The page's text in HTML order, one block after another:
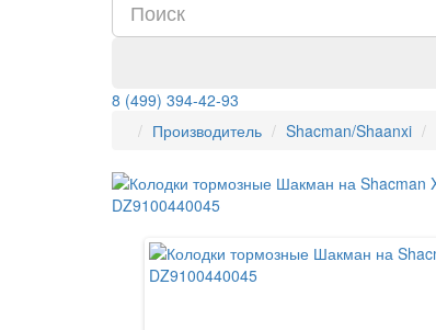
8 (499) 394-42-93
Производитель
Shacman/Shaanxi